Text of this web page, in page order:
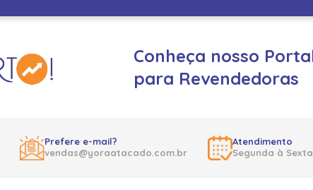
Conheça nosso
para Revendedoras
Prefere e-mail?
vendas@yoraatacado.com.br
Atendimento
Segunda à